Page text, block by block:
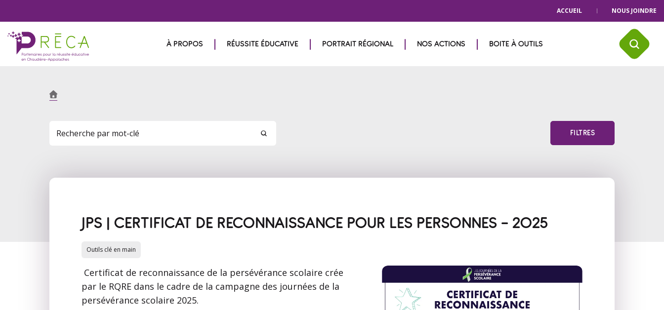
ACCUEIL NOUS JOINDRE
À PROPOS RÉUSSITE ÉDUCATIVE PORTRAIT RÉGIONAL NOS ACTIONS BOITE À OUTILS
FILTRES
JPS | CERTIFICAT DE RECONNAISSANCE POUR LES PERSONNES - 2025
Outils clé en main
Certificat de reconnaissance de la persévérance scolaire crée
par le RQRE dans le cadre de la campagne des journées de la
persévérance scolaire 2025.